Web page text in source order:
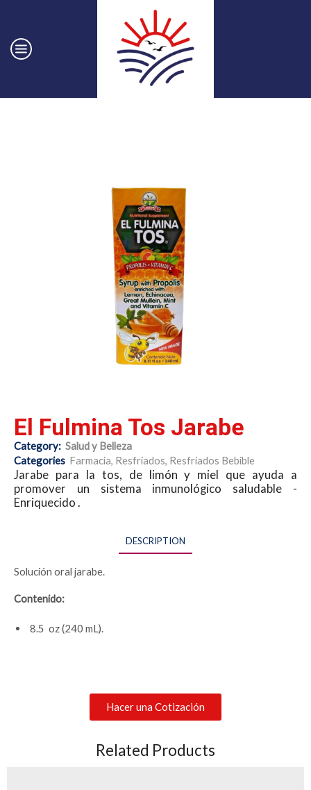
El Fulmina Tos Jarabe
Category: Salud y Belleza
Categories Farmacia, Resfriados, Resfriados Bebible
Jarabe para la tos, de limón y miel que ayuda a
promover un sistema inmunológico saludable -
Enriquecido .
DESCRIPTION
Solución oral jarabe.
Contenido:
8.5 oz (240 mL).
Hacer una Cotización
Related Products